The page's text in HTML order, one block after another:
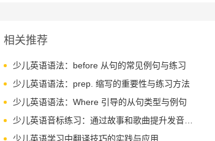
相关推荐
少儿英语语法：before 从句的常见例句与练习
少儿英语语法：prep. 缩写的重要性与练习方法
少儿英语语法：Where 引导的从句类型与例句
少儿英语音标练习：通过故事和歌曲提升发音能力
少儿英语学习中翻译技巧的实践与应用